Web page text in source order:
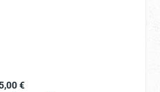
Preis:
€